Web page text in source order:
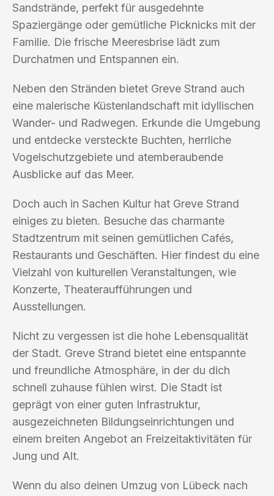
Sandstrände, perfekt für ausgedehnte
Spaziergänge oder gemütliche Picknicks mit der
Familie. Die frische Meeresbrise lädt zum
Durchatmen und Entspannen ein.
Neben den Stränden bietet Greve Strand auch
eine malerische Küstenlandschaft mit idyllischen
Wander- und Radwegen. Erkunde die Umgebung
und entdecke versteckte Buchten, herrliche
Vogelschutzgebiete und atemberaubende
Ausblicke auf das Meer.
Doch auch in Sachen Kultur hat Greve Strand
einiges zu bieten. Besuche das charmante
Stadtzentrum mit seinen gemütlichen Cafés,
Restaurants und Geschäften. Hier findest du eine
Vielzahl von kulturellen Veranstaltungen, wie
Konzerte, Theateraufführungen und
Ausstellungen.
Nicht zu vergessen ist die hohe Lebensqualität
der Stadt. Greve Strand bietet eine entspannte
und freundliche Atmosphäre, in der du dich
schnell zuhause fühlen wirst. Die Stadt ist
geprägt von einer guten Infrastruktur,
ausgezeichneten Bildungseinrichtungen und
einem breiten Angebot an Freizeitaktivitäten für
Jung und Alt.
Wenn du also deinen Umzug von Lübeck nach